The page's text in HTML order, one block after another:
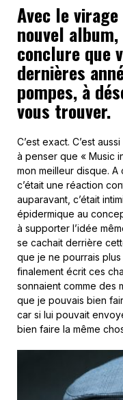
Avec le
nouvel
conclure que
dernières
pompes, à
vous trouver.
C’est exact. C’est
à penser que « Music
mon meilleur disque.
c’était une réaction
auparavant, c’était
épidermique au
à supporter l’idée
se cachait derrière
que je ne pourrais plus
finalement écrit ces
sonnaient comme des
que je pouvais bien
car si lui pouvait
bien faire la même